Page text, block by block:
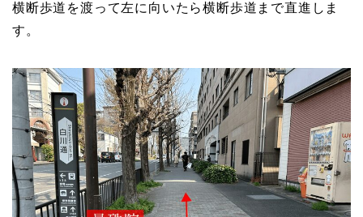
横断歩道を渡って左に向いたら横断歩道まで直進しま
す。